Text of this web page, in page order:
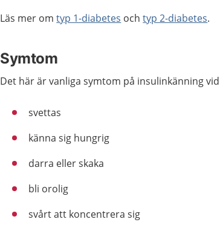
Läs mer omtyp 1-diabetes ochtyp 2-diabetes.
Symtom
Det här är vanliga symtom på insulinkänning
svettas
känna sig hungrig
darra eller skaka
bli orolig
svårt att koncentrera sig